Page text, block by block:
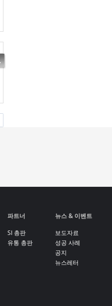
파트너
SI 총판
유통 총판
뉴스 & 이벤트
보도자료
성공 사례
공지
뉴스레터